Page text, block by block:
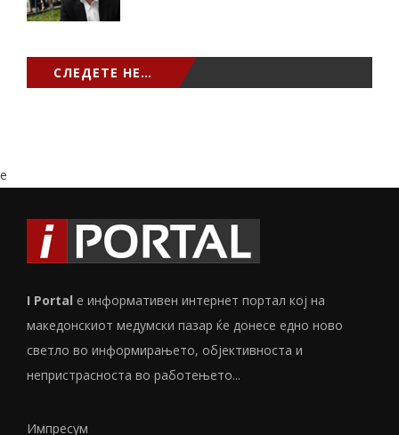
СЛЕДЕТЕ НЕ…
e
I Portal е информативен интернет портал кој на
македонскиот медумски пазар ќе донесе едно ново
светло во информирањето, објективноста и
непристрасноста во работењето...
Импресум